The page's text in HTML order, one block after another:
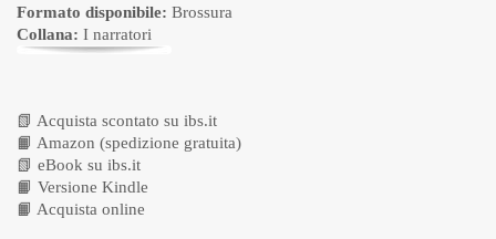
Formato disponibile: Brossura
Collana: I narratori
📗 Acquista scontato su ibs.it
📙 Amazon (spedizione gratuita)
📗 eBook su ibs.it
📙 Versione Kindle
📙 Acquista online